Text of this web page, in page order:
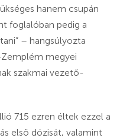
hanem csupán
foglalóban pedig a
– hangsúlyozta
megyei
szakmai vezető-
715 ezren éltek ezzel a
első dózisát, valamint